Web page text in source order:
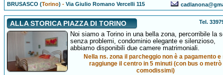
BRUSASCO (Torino) -Via Giulio Romano Vercelli 115
ALLA STORICA PIAZZA DI TORINO Tel.
Noi siamo a Torino in una bella zona, percorribile la
senza problemi, condominio elegante e silenzioso,
abbiamo disponibili due camere matrimoniali.
Nella ns. zona il parcheggio non è a pagamento e
raggiunge il centro in 5 minuti (con bus o metrò
comodissimi)